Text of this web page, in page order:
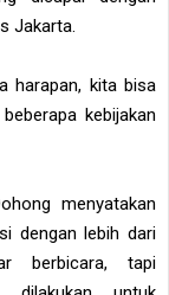
Jakarta.
harapan, kita bisa
kebijakan
menyatakan
dengan lebih dari
berbicara, tapi